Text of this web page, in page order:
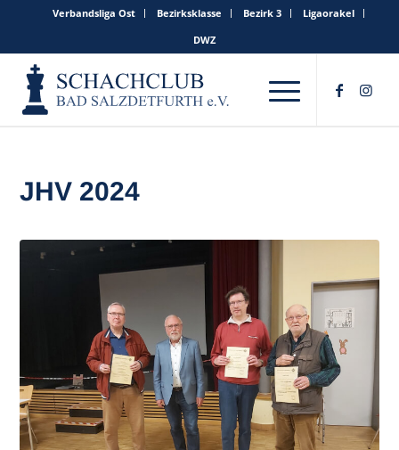
Verbandsliga Ost Bezirksklasse Bezirk 3
Ligaorakel
DWZ
JHV 2024